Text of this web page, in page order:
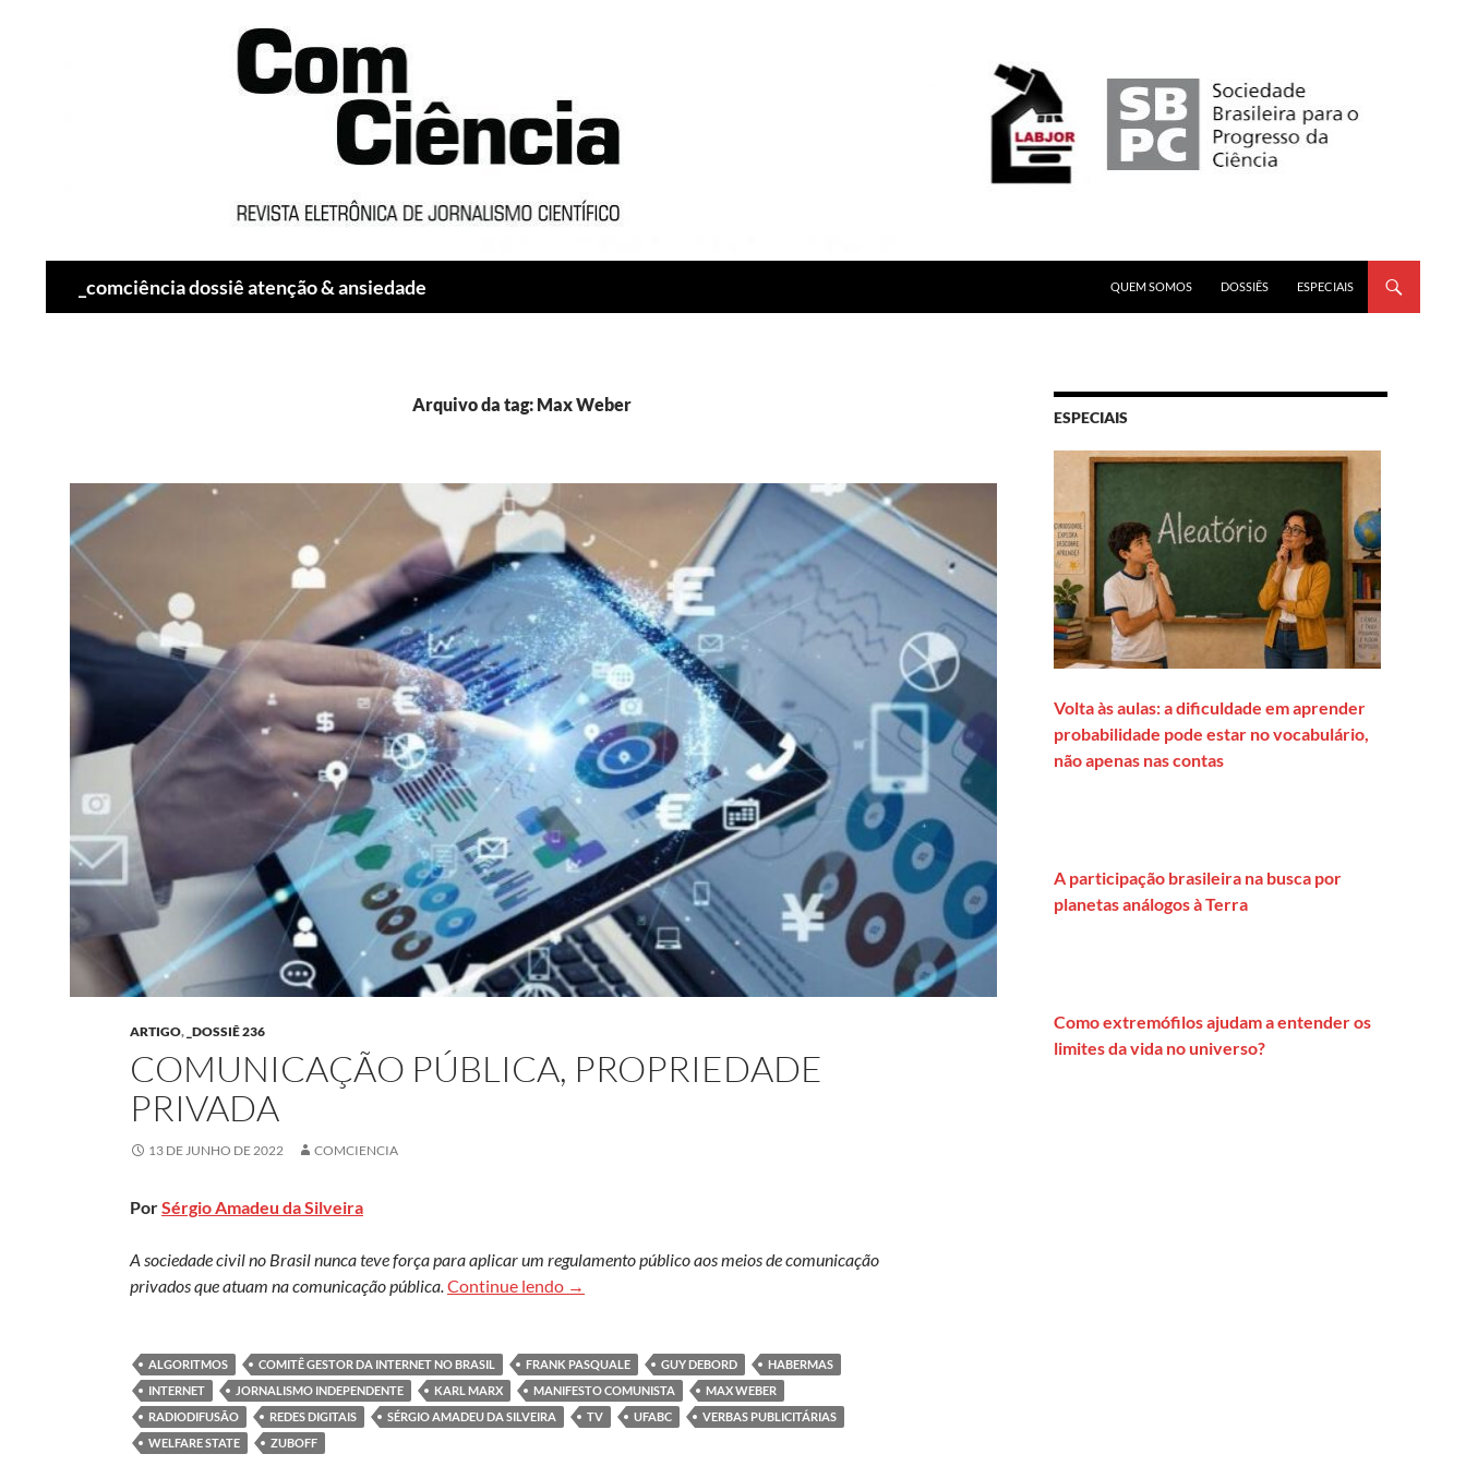
_comciência dossiê atenção & ansiedade
QUEM SOMOS
DOSSIÊS ESPECIAIS
Arquivo da tag: Max Weber
ARTIGO, _DOSSIÊ 236
COMUNICAÇÃO PÚBLICA, PROPRIEDADE
PRIVADA
13 DE JUNHO DE 2022 COMCIENCIA
PorSérgio Amadeu da Silveira
A sociedade civil no Brasil nunca teve força para aplicar um regulamento público aos meios de comunicação
privados que atuam na comunicação pública. Continue lendo Comunicação pública, propriedade privada
→
ALGORITMOS COMITÊ GESTOR DA INTERNET NO BRASIL FRANK PASQUALE GUY DEBORD
HABERMAS
INTERNET
JORNALISMO INDEPENDENTE KARL MARX MANIFESTO COMUNISTA
MAX WEBER
RADIODIFUSÃO
REDES DIGITAIS SÉRGIO AMADEU DA SILVEIRA TV UFABC
VERBAS PUBLICITÁRIAS
WELFARE STATE
ZUBOFF
ESPECIAIS
Volta às aulas: a dificuldade em aprender
probabilidade pode estar no vocabulário,
não apenas nas contas
A participação brasileira na busca por
planetas análogos à Terra
Como extremófilos ajudam a entender os
limites da vida no universo?